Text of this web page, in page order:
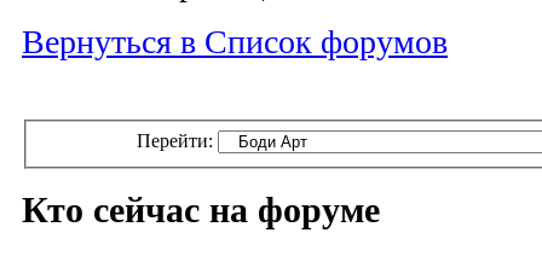
Вернуться в Список форумов
Перейти:
Кто сейчас на форуме